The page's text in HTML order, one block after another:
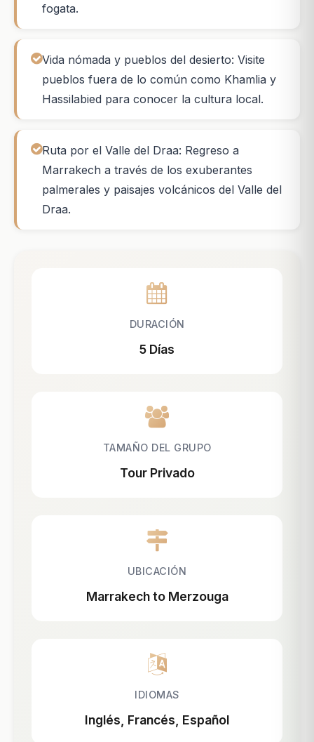
fogata.
Vida nómada y pueblos del desierto: Visite
pueblos fuera de lo común como Khamlia y
Hassilabied para conocer la cultura local.
Ruta por el Valle del Draa: Regreso a
Marrakech a través de los exuberantes
palmerales y paisajes volcánicos del Valle del
Draa.
DURACIÓN
5 Días
TAMAÑO DEL GRUPO
Tour Privado
UBICACIÓN
Marrakech to Merzouga
IDIOMAS
Inglés, Francés, Español